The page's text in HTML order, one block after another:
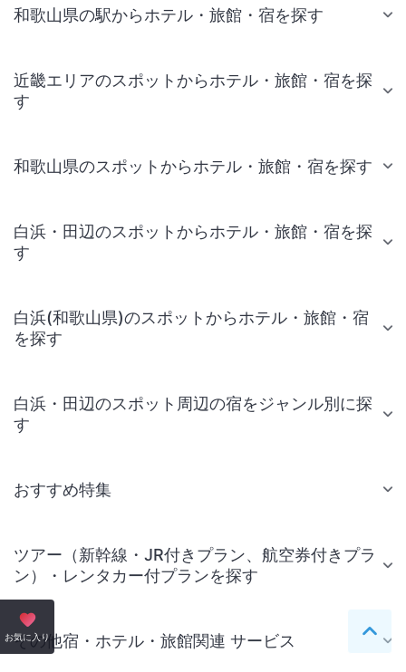
お気に入り ペー
和歌山県の駅からホテル・旅館・宿を探す
近畿エリアのスポットからホテル・旅館・宿を探
す
和歌山県のスポットからホテル・旅館・宿を探す
白浜・田辺のスポットからホテル・旅館・宿を探
す
白浜(和歌山県)のスポットからホテル・旅館・宿
を探す
白浜・田辺のスポット周辺の宿をジャンル別に探
す
おすすめ特集
ツアー（新幹線・JR付きプラン、航空券付きプラ
ン）・レンタカー付プランを探す
その他宿・ホテル・旅館関連 サービス